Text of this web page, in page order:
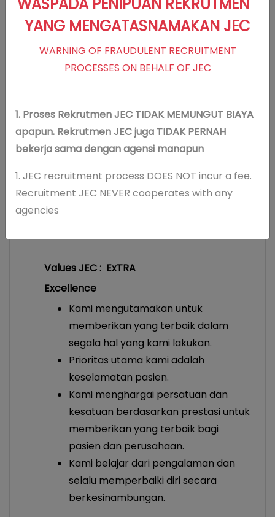
Visi JEC
Optimalisasi penglihatan dan kualitas
hidup
Misi JEC
Memberikan pelayanan yang
melebihi harapan pasien
Menerapkan teknologi mutakhir dan
terpercaya
Mengembangkan kompetensi dokter
Values JEC : ExTRA
Excellence
Kami mengutamakan untuk
memberikan yang terbaik dalam
segala hal yang kami lakukan.
Prioritas utama kami adalah
keselamatan pasien.
Kami menghargai persatuan dan
kesatuan berdasarkan prestasi untuk
memberikan yang terbaik bagi
pasien dan perusahaan.
Kami belajar dari pengalaman dan
selalu memperbaiki diri secara
berkesinambungan.
YANG MENGATASNAMAKAN JEC
WARNING OF FRAUDULENT RECRUITMENT
PROCESSES ON BEHALF OF JEC
1. Proses Rekrutmen JEC TIDAK MEMUNGUT BIAYA
apapun. Rekrutmen JEC juga TIDAK PERNAH
bekerja sama dengan agensi manapun
1. JEC recruitment process DOES NOT incur a fee.
Recruitment JEC NEVER cooperates with any
agencies